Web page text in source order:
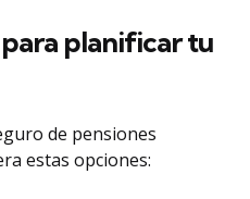
planificar tu
de pensiones
estas opciones: